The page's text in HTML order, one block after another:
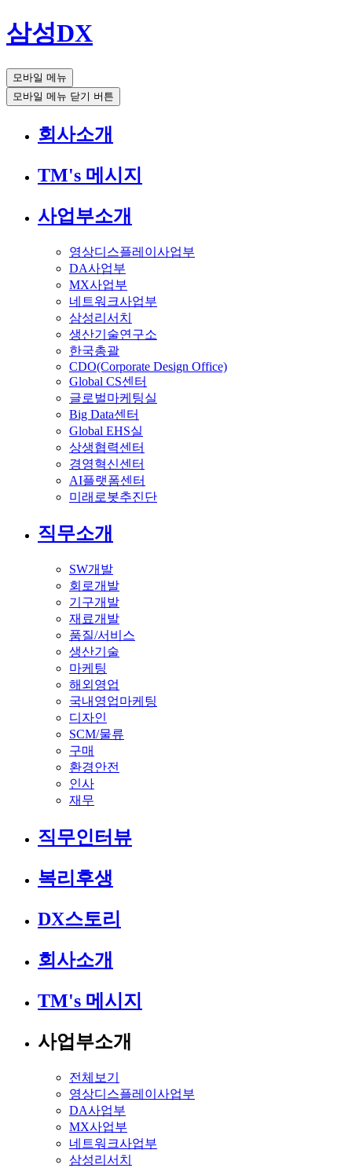
삼성DX
모바일 메뉴
모바일 메뉴 닫기 버튼
회사소개
TM's 메시지
사업부소개
영상디스플레이사업부
DA사업부
MX사업부
네트워크사업부
삼성리서치
생산기술연구소
한국총괄
CDO(Corporate Design Office)
Global CS센터
글로벌마케팅실
Big Data센터
Global EHS실
상생협력센터
경영혁신센터
AI플랫폼센터
미래로봇추진단
직무소개
SW개발
회로개발
기구개발
재료개발
품질/서비스
생산기술
마케팅
해외영업
국내영업마케팅
디자인
SCM/물류
구매
환경안전
인사
재무
직무인터뷰
복리후생
DX스토리
회사소개
TM's 메시지
사업부소개
전체보기
영상디스플레이사업부
DA사업부
MX사업부
네트워크사업부
삼성리서치